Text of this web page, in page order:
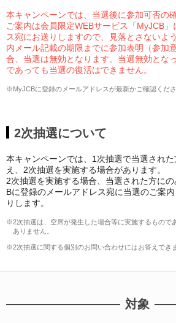
本キャンペーンでは、当選後に参加可否の
ご案内は会員限定WEBサービス「MyJCB
ス宛にお送りしますので、見落とさないよ
内メール記載の期限までに参加表明（参加
合、当選は無効となります。当選無効とな
であっても当選の復活はできません。
※MyJCBに登録のメールアドレスが最新かご確認くださ
2次抽選について
本キャンペーンでは、1次抽選で当選され
え、2次抽選を実施する場合があります。
2次抽選を実施する場合、当選された方に
Bに登録のメールアドレス宛に当選のご案
りします。
※2次抽選は、空席が発生した場合等に実施するもので
ありません。
※2次抽選に関する個別のお問い合わせにはお答えでき
対象